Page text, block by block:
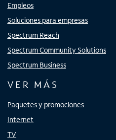
Empleos
Soluciones para empresas
Spectrum Reach
Spectrum Community Solutions
Spectrum Business
VER MÁS
Paquetes y promociones
Internet
TV